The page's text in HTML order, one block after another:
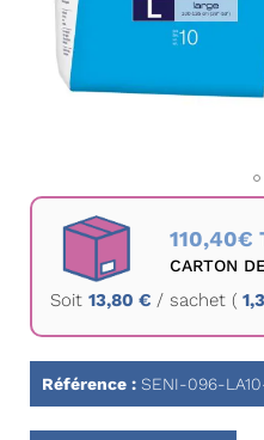
Passer
Galerie
110,40€
CARTON
Soit 13,80 € / sachet (
Référence : SENI-096-